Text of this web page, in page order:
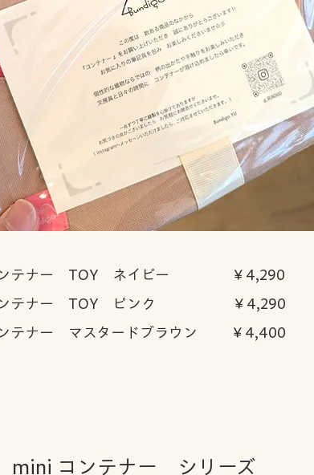
ンテナー TOY ネイビー ￥4,290
ンテナー TOY ピンク ￥4,290
テナー マスタードブラウン ￥4,400
mini ​コンテナー シリーズ